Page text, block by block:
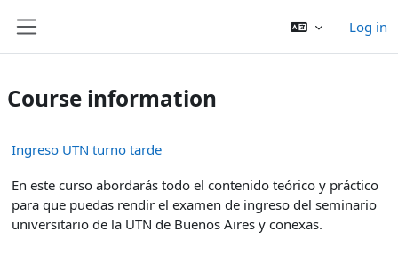
Log in
Course information
Ingreso UTN turno tarde
En este curso abordarás todo el contenido teórico y práctico
para que puedas rendir el examen de ingreso del seminario
universitario de la UTN de Buenos Aires y conexas.